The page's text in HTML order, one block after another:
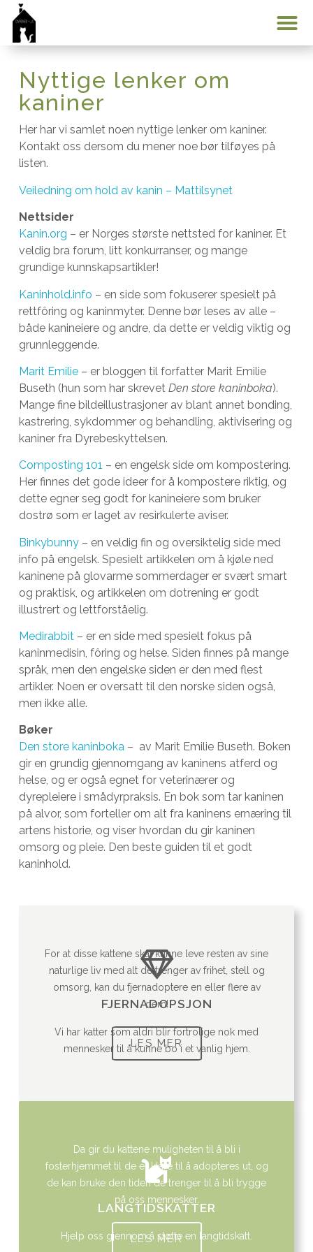
Nyttige lenker om
kaniner
Her har vi samlet noen nyttige lenker om kaniner.
Kontakt oss dersom du mener noe bør tilføyes på
listen.
Veiledning om hold av kanin – Mattilsynet
Nettsider
Kanin.org – er Norges største nettsted for kaniner. Et
veldig bra forum, litt konkurranser, og mange
grundige kunnskapsartikler!
Kaninhold.info – en side som fokuserer spesielt på
rettfôring og kaninmyter. Denne bør leses av alle –
både kanineiere og andre, da dette er veldig viktig og
grunnleggende.
Marit Emilie– er bloggen til forfatter Marit Emilie
Buseth (hun som har skrevet Den store kaninboka).
Mange fine bildeillustrasjoner av blant annet bonding,
kastrering, sykdommer og behandling, aktivisering og
kaniner fra Dyrebeskyttelsen.
Composting 101 – en engelsk side om kompostering.
Her finnes det gode ideer for å kompostere riktig, og
dette egner seg godt for kanineiere som bruker
dostrø som er laget av resirkulerte aviser.
Binkybunny– en veldig fin og oversiktelig side med
info på engelsk. Spesielt artikkelen om å kjøle ned
kaninene på glovarme sommerdager er svært smart
og praktisk, og artikkelen om dotrening er godt
illustrert og lettforståelig.
Medirabbit– er en side med spesielt fokus på
kaninmedisin, fôring og helse. Siden finnes på mange
språk, men den engelske siden er den med flest
artikler. Noen er oversatt til den norske siden også,
men ikke alle.
Bøker
Den store kaninboka– av Marit Emilie Buseth. Boken
gir en grundig gjennomgang av kaninens atferd og
helse, og er også egnet for veterinærer og
dyrepleiere i smådyrpraksis. En bok som tar kaninen
på alvor, som forteller om alt fra kaninens ernæring til
artens historie, og viser hvordan du gir kaninen
omsorg og pleie. Den beste guiden til et godt
kaninhold.
FJERNADOPSJON
Vi har katter som aldri blir fortrolige nok med
mennesker til å kunne bo i et vanlig hjem.
For at disse kattene skal kunne leve resten av sine
naturlige liv med alt de trenger av frihet, stell og
omsorg, kan du fjernadoptere en eller flere av
dem!
LES MER
LANGTIDSKATTER
Hjelp oss gjennom å støtte en langtidskatt.
Da gir du kattene muligheten til å bli i
fosterhjemmet til de er klare til å adopteres ut, og
de kan bruke den tiden de trenger til å bli trygge
på oss mennesker.
LES MER